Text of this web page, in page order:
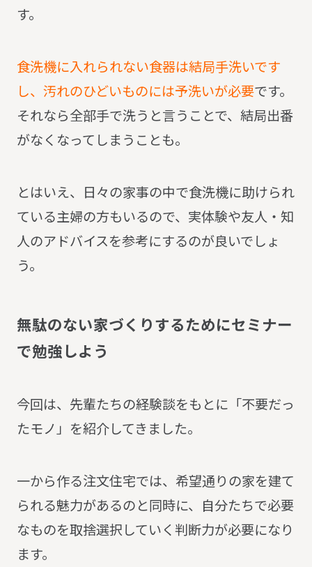
す。
食洗機に入れられない食器は結局手洗いです
し、汚れのひどいものには予洗いが必要です。
それなら全部手で洗うと言うことで、結局出番
がなくなってしまうことも。
とはいえ、日々の家事の中で食洗機に助けられ
ている主婦の方もいるので、実体験や友人・知
人のアドバイスを参考にするのが良いでしょ
う。
無駄のない家づく りするためにセミナー
で勉強しよう
今回は、先輩たちの経験談をもとに「不要だっ
たモノ」を紹介してきました。
一から作る注文住宅では、希望通りの家を建て
られる魅力があるのと同時に、自分たちで必要
なものを取捨選択していく判断力が必要になり
ます。